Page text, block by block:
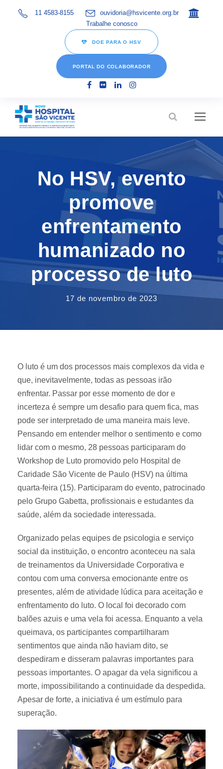
11 4583-8155
ouvidoria@hsvicente.org.br
Trabalhe conosco
DOE PARA O HSV
PORTAL DO COLABORADOR
No HSV, evento
promove
enfrentamento
humanizado no
processo de luto
17 de novembro de 2023
O luto é um dos processos mais complexos da vida e
que, inevitavelmente, todas as pessoas irão
enfrentar. Passar por esse momento de dor e
incerteza é sempre um desafio para quem fica, mas
pode ser interpretado de uma maneira mais leve.
Pensando em entender melhor o sentimento e como
lidar com o mesmo, 28 pessoas participaram do
Workshop de Luto promovido pelo Hospital de
Caridade São Vicente de Paulo (HSV) na última
quarta-feira (15). Participaram do evento, patrocinado
pelo Grupo Gabetta, profissionais e estudantes da
saúde, além da sociedade interessada.
Organizado pelas equipes de psicologia e serviço
social da instituição, o encontro aconteceu na sala
de treinamentos da Universidade Corporativa e
contou com uma conversa emocionante entre os
presentes, além de atividade lúdica para aceitação e
enfrentamento do luto. O local foi decorado com
balões azuis e uma vela foi acessa. Enquanto a vela
queimava, os participantes compartilharam
sentimentos que ainda não haviam dito, se
despediram e disseram palavras importantes para
pessoas importantes. O apagar da vela significou a
morte, impossibilitando a continuidade da despedida.
Apesar de forte, a iniciativa é um estímulo para
superação.